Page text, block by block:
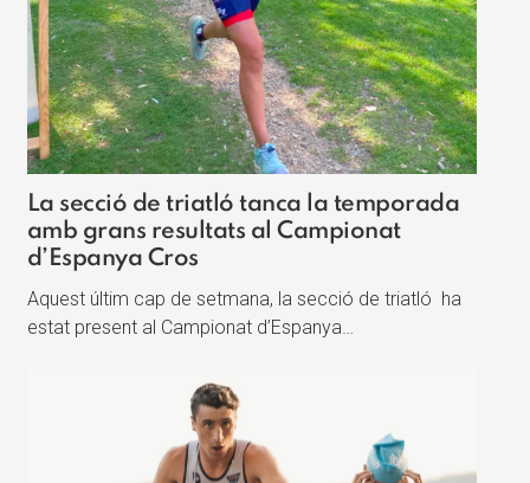
La secció de triatló tanca la temporada
amb grans resultats al Campionat
d’Espanya Cros
Aquest últim cap de setmana, la secció de triatló ha
estat present al Campionat d’Espanya…